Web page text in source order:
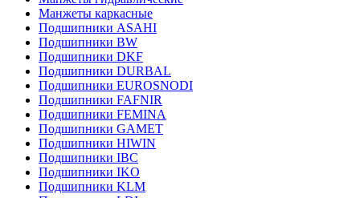
Манжеты каркасные
Подшипники ASAHI
Подшипники BW
Подшипники DKF
Подшипники DURBAL
Подшипники EUROSNODI
Подшипники FAFNIR
Подшипники FEMINA
Подшипники GAMET
Подшипники HIWIN
Подшипники IBC
Подшипники IKO
Подшипники KLM